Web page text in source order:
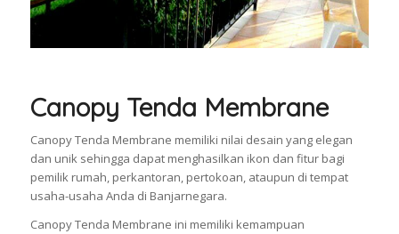
Canopy Tenda Membrane
Canopy Tenda Membrane memiliki nilai desain yang elegan
dan unik sehingga dapat menghasilkan ikon dan fitur bagi
pemilik rumah, perkantoran, pertokoan, ataupun di tempat
usaha-usaha Anda di Banjarnegara.
Canopy Tenda Membrane ini memiliki kemampuan